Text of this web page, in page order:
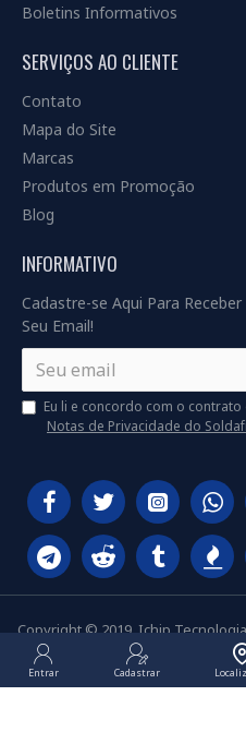
Boletins Informativos
SERVIÇOS AO CLIENTE
Contato
Mapa do Site
Marcas
Produtos em Promoção
Blog
INFORMATIVO
Cadastre-se Aqui Para
Seu Email!
Eu li e concordo com o contrato
Notas de Privacidade do
Copyright © 2019, Ichip Tecnologia
Entrar Cadastrar